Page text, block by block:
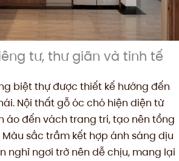
tư, thư giãn và tinh tế
biệt thự được thiết kế hướng đến
Nội thất gỗ óc chó hiện diện từ
áo đến vách trang trí, tạo nên tổng
sắc trầm kết hợp ánh sáng dịu
nghỉ ngơi trở nên dễ chịu, mang lại